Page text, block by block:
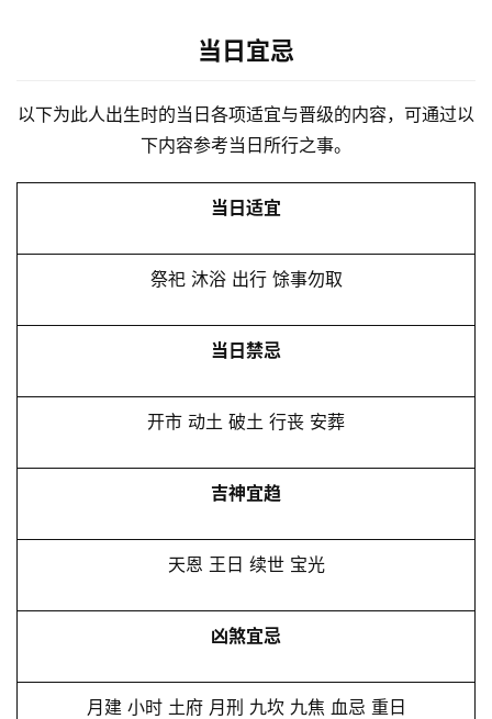
当日宜忌
以下为此人出生时的当日各项适宜与晋级的内容，可通过以
下内容参考当日所行之事。
当日适宜
祭祀 沐浴 出行 馀事勿取
当日禁忌
开市 动土 破土 行丧 安葬
吉神宜趋
天恩 王日 续世 宝光
凶煞宜忌
月建 小时 土府 月刑 九坎 九焦 血忌 重日